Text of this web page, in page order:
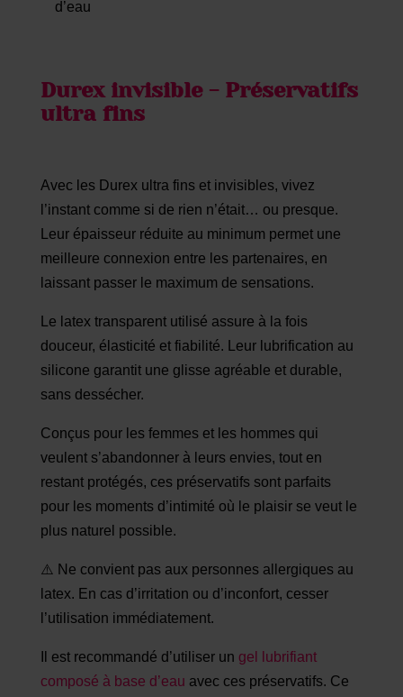
d’eau
Durex invisible - Préservatifs
ultra fins
Avec les Durex ultra fins et invisibles, vivez
l’instant comme si de rien n’était… ou presque.
Leur épaisseur réduite au minimum permet une
meilleure connexion entre les partenaires, en
laissant passer le maximum de sensations.
Le latex transparent utilisé assure à la fois
douceur, élasticité et fiabilité. Leur lubrification au
silicone garantit une glisse agréable et durable,
sans dessécher.
Conçus pour les femmes et les hommes qui
veulent s’abandonner à leurs envies, tout en
restant protégés, ces préservatifs sont parfaits
pour les moments d’intimité où le plaisir se veut le
plus naturel possible.
⚠️ Ne convient pas aux personnes allergiques au
latex. En cas d’irritation ou d’inconfort, cesser
l’utilisation immédiatement.
Il est recommandé d’utiliser un gel lubrifiant
composé à base d’eau avec ces préservatifs. Ce